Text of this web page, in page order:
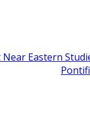
Near Eastern